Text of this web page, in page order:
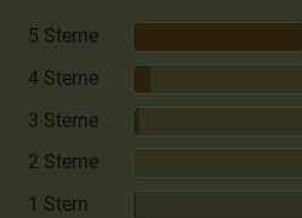
5 Sterne
4 Sterne
3 Sterne
2 Sterne
1 Stern